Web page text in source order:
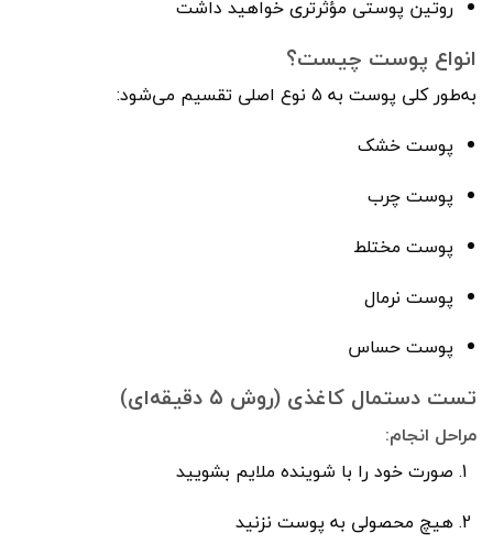
روتین پوستی مؤثرتری خواهید داشت
انواع پوست چیست؟
به‌طور کلی پوست به ۵ نوع اصلی تقسیم می‌شود:
پوست خشک
پوست چرب
پوست مختلط
پوست نرمال
پوست حساس
تست دستمال کاغذی (روش ۵ دقیقه‌ای)
مراحل انجام:
صورت خود را با شوینده ملایم بشویید
هیچ محصولی به پوست نزنید